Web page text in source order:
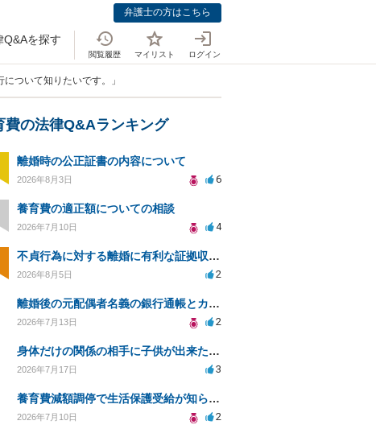
弁護士の方はこちら
Q&Aを探す
閲覧履歴 マイリスト ログイン
ついて知りたいです。」
費の法律Q&Aランキング
離婚時の公正証書の内容について
2026年8月3日 6
養育費の適正額についての相談
2026年7月10日 4
不貞行為に対する離婚に有利な証拠収集方法と法的手続きについて
2026年8月5日 2
離婚後の元配偶者名義の銀行通帳とカードの処分方法について
2026年7月13日 2
身体だけの関係の相手に子供が出来たと言われ認知、養育費を要求されているが自身の子供か分からない
2026年7月17日 3
養育費減額調停で生活保護受給が知られるリスクは？
2026年7月10日 2